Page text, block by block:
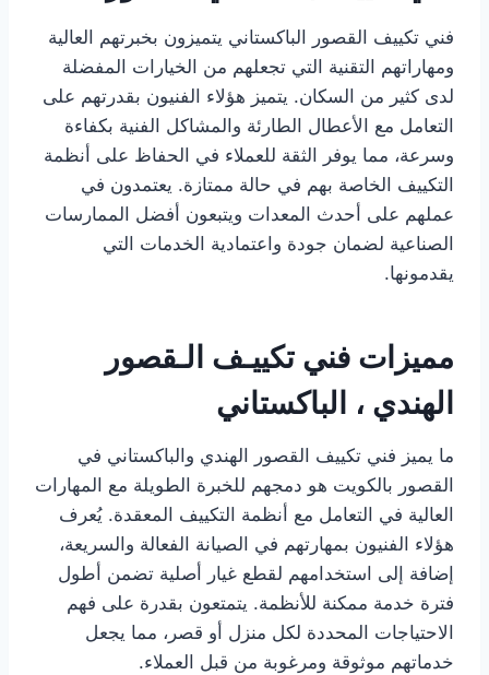
فني تكييف القصور الباكستاني يتميزون بخبرتهم العالية
ومهاراتهم التقنية التي تجعلهم من الخيارات المفضلة
لدى كثير من السكان. يتميز هؤلاء الفنيون بقدرتهم على
التعامل مع الأعطال الطارئة والمشاكل الفنية بكفاءة
وسرعة، مما يوفر الثقة للعملاء في الحفاظ على أنظمة
التكييف الخاصة بهم في حالة ممتازة. يعتمدون في
عملهم على أحدث المعدات ويتبعون أفضل الممارسات
الصناعية لضمان جودة واعتمادية الخدمات التي
يقدمونها.
مميزات فني تكييـف الـقصور
الهندي ، الباكستاني
ما يميز فني تكييف القصور الهندي والباكستاني في
القصور بالكويت هو دمجهم للخبرة الطويلة مع المهارات
العالية في التعامل مع أنظمة التكييف المعقدة. يُعرف
هؤلاء الفنيون بمهارتهم في الصيانة الفعالة والسريعة،
إضافة إلى استخدامهم لقطع غيار أصلية تضمن أطول
فترة خدمة ممكنة للأنظمة. يتمتعون بقدرة على فهم
الاحتياجات المحددة لكل منزل أو قصر، مما يجعل
خدماتهم موثوقة ومرغوبة من قبل العملاء.